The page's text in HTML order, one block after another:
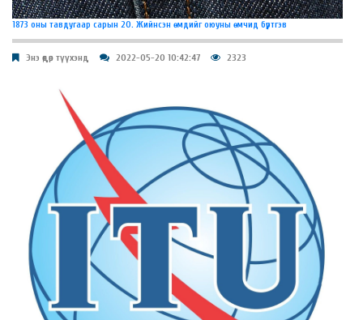
1873 оны тавдугаар сарын 20. Жийнсэн өмдийг оюуны өмчид бүртгэв
Энэ өдөр түүхэнд 2022-05-20 10:42:47 2323